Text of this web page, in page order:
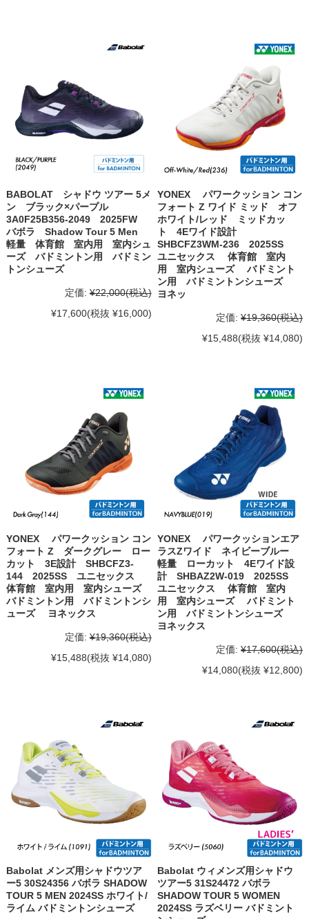
BABOLAT シャドウ ツアー 5メ
ン ブラック×パープル
3A0F25B356-2049 2025FW
バボラ Shadow Tour 5 Men
軽量 体育館 室内用 室内シュ
ーズ バドミントン用 バドミン
トンシューズ
定価: ¥22,000(税込)
¥17,600(税抜 ¥16,000)
YONEX パワークッション コン
フォート Z ワイド ミッド オフ
ホワイト/レッド ミッドカッ
ト 4Eワイド設計
SHBCFZ3WM-236 2025SS
ユニセックス 体育館 室内
用 室内シューズ バドミント
ン用 バドミントンシューズ
ヨネッ
定価: ¥19,360(税込)
¥15,488(税抜 ¥14,080)
YONEX パワークッション コン
フォート Z ダークグレー ロー
カット 3E設計 SHBCFZ3-
144 2025SS ユニセックス
体育館 室内用 室内シューズ
バドミントン用 バドミントンシ
ューズ ヨネックス
定価: ¥19,360(税込)
¥15,488(税抜 ¥14,080)
YONEX パワークッションエア
ラスZワイド ネイビーブルー
軽量 ローカット 4Eワイド設
計 SHBAZ2W-019 2025SS
ユニセックス 体育館 室内
用 室内シューズ バドミント
ン用 バドミントンシューズ
ヨネックス
定価: ¥17,600(税込)
¥14,080(税抜 ¥12,800)
Babolat メンズ用シャドウツア
ー5 30S24356 バボラ SHADOW
TOUR 5 MEN 2024SS ホワイト/
ライム バドミントンシューズ
Babolat ウィメンズ用シャドウ
ツアー5 31S24472 バボラ
SHADOW TOUR 5 WOMEN
2024SS ラズベリー バドミント